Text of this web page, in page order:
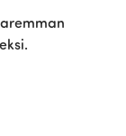
tunikoihin